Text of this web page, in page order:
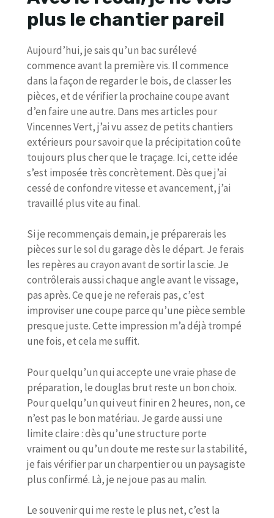
plus le chantier pareil
Aujourd’hui, je sais qu’un bac surélevé
commence avant la première vis. Il commence
dans la façon de regarder le bois, de classer les
pièces, et de vérifier la prochaine coupe avant
d’en faire une autre. Dans mes articles pour
Vincennes Vert, j’ai vu assez de petits chantiers
extérieurs pour savoir que la précipitation coûte
toujours plus cher que le traçage. Ici, cette idée
s’est imposée très concrètement. Dès que j’ai
cessé de confondre vitesse et avancement, j’ai
travaillé plus vite au final.
Si je recommençais demain, je préparerais les
pièces sur le sol du garage dès le départ. Je ferais
les repères au crayon avant de sortir la scie. Je
contrôlerais aussi chaque angle avant le vissage,
pas après. Ce que je ne referais pas, c’est
improviser une coupe parce qu’une pièce semble
presque juste. Cette impression m’a déjà trompé
une fois, et cela me suffit.
Pour quelqu’un qui accepte une vraie phase de
préparation, le douglas brut reste un bon choix.
Pour quelqu’un qui veut finir en 2 heures, non, ce
n’est pas le bon matériau. Je garde aussi une
limite claire : dès qu’une structure porte
vraiment ou qu’un doute me reste sur la stabilité,
je fais vérifier par un charpentier ou un paysagiste
plus confirmé. Là, je ne joue pas au malin.
Le souvenir qui me reste le plus net, c’est la